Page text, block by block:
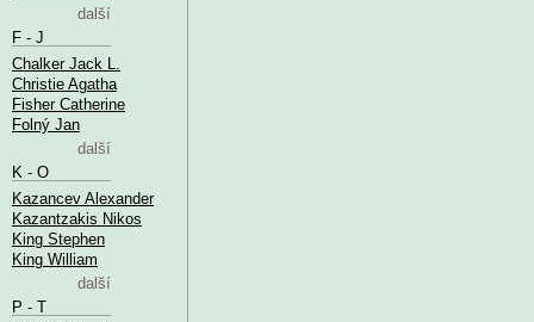
další
F - J
Chalker Jack L.
Christie Agatha
Fisher Catherine
Folný Jan
další
K - O
Kazancev Alexander
Kazantzakis Nikos
King Stephen
King William
další
P - T